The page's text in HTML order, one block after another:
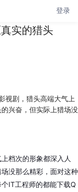
登录
实的猎头
视剧，猎头高端大气上
兴奋，但实际上猎场没
档次的形象都深入人
没那么精彩，面对这种
IT工程师的都能下载Q